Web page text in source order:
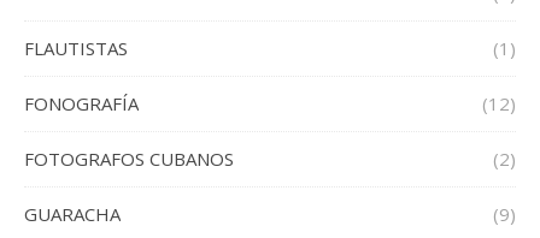
FLAUTISTAS (1)
FONOGRAFÍA (12)
FOTOGRAFOS CUBANOS (2)
GUARACHA (9)